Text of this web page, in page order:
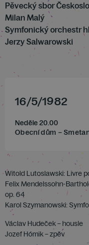
Pěvecký sbor
Milan Malý
Symfonický orchestr
Jerzy Salwarowski
16/5/1982
Neděle 20.00
Obecní dům –
Witold Lutoslawski: Livre
Felix Mendelssohn-
op. 64
Karol Szymanowski:
Václav Hudeček – housle
Jozef Hómik – zpěv